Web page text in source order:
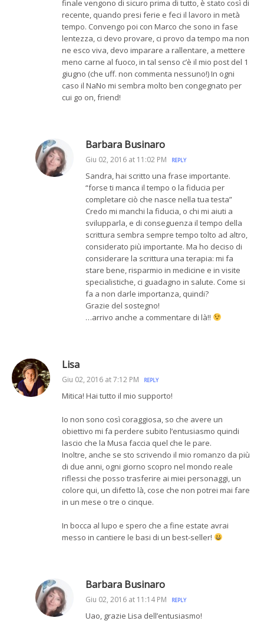
finale vengono di sicuro prima di tutto, è stato così di
recente, quando presi ferie e feci il lavoro in metà
tempo. Convengo poi con Marco che sono in fase
lentezza, ci devo provare, ci provo da tempo ma non
ne esco viva, devo imparare a rallentare, a mettere
meno carne al fuoco, in tal senso c’è il mio post del 1
giugno (che uff. non commenta nessuno!) In ogni
caso il NaNo mi sembra molto ben congegnato per
cui go on, friend!
Barbara Businaro
Giu 02, 2016 at 11:02 PM REPLY
Sandra, hai scritto una frase importante.
“forse ti manca il tempo o la fiducia per
completare ciò che nasce nella tua testa”
Credo mi manchi la fiducia, o chi mi aiuti a
svilupparla, e di conseguenza il tempo della
scrittura sembra sempre tempo tolto ad altro,
considerato più importante. Ma ho deciso di
considerare la scrittura una terapia: mi fa
stare bene, risparmio in medicine e in visite
specialistiche, ci guadagno in salute. Come si
fa a non darle importanza, quindi?
Grazie del sostegno!
…arrivo anche a commentare di là!!
Lisa
Giu 02, 2016 at 7:12 PM REPLY
Mitica! Hai tutto il mio supporto!
Io non sono così coraggiosa, so che avere un
obiettivo mi fa perdere subito l’entusiasmo quindi
lascio che la Musa faccia quel che le pare.
Inoltre, anche se sto scrivendo il mio romanzo da più
di due anni, ogni giorno scopro nel mondo reale
riflessi che posso trasferire ai miei personaggi, un
colore qui, un difetto là, cose che non potrei mai fare
in un mese o tre o cinque.
In bocca al lupo e spero che a fine estate avrai
messo in cantiere le basi di un best-seller!
Barbara Businaro
Giu 02, 2016 at 11:14 PM REPLY
Uao, grazie Lisa dell’entusiasmo!